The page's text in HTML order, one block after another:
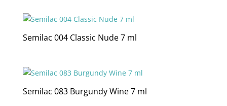
Semilac 004 Classic Nude 7 ml
Semilac 083 Burgundy Wine 7 ml